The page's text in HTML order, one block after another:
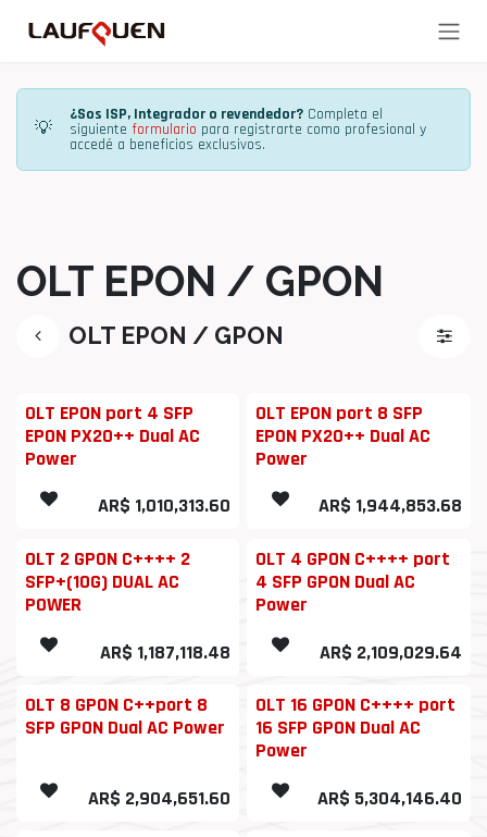
💡
¿Sos ISP, Integrador o revendedor? Completa el
siguiente formulario para registrarte como profesional y
accedé a beneficios exclusivos.
OLT EPON / GPON
OLT EPON / GPON
OLT EPON port 4 SFP
EPON PX20++ Dual AC
Power
AR$ 1,010,313.60
OLT EPON port 8 SFP
EPON PX20++ Dual AC
Power
AR$ 1,944,853.68
OLT 2 GPON C++++ 2
SFP+(10G) DUAL AC
POWER
AR$ 1,187,118.48
OLT 4 GPON C++++ port
4 SFP GPON Dual AC
Power
AR$ 2,109,029.64
OLT 8 GPON C++port 8
SFP GPON Dual AC Power
AR$ 2,904,651.60
OLT 16 GPON C++++ port
16 SFP GPON Dual AC
Power
AR$ 5,304,146.40